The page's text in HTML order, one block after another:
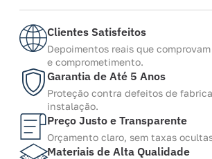
Clientes Satisfeitos
Depoimentos reais que
e comprometimento.
Garantia de Até 5 Anos
Proteção contra defeitos de
instalação.
Preço Justo e Transparente
Orçamento claro, sem taxas
Materiais de Alta Qualidade